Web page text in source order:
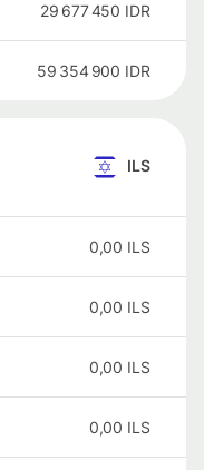
29 677 450 IDR
59 354 900 IDR
ILS
0,00 ILS
0,00 ILS
0,00 ILS
0,00 ILS